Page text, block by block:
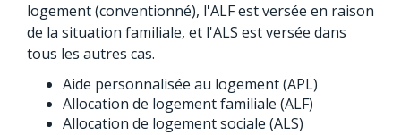
logement (conventionné), l'ALF est versée en raison
de la situation familiale, et l'ALS est versée dans
tous les autres cas.
Aide personnalisée au logement (APL)
Allocation de logement familiale (ALF)
Allocation de logement sociale (ALS)